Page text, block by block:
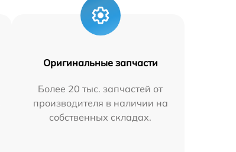
Оригинальные запчасти
Более 20 тыс. запчастей от
производителя в наличии на
собственных складах.